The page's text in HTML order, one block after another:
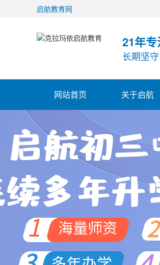
启航教育网
21年专
长期坚
网站首页 关于启航